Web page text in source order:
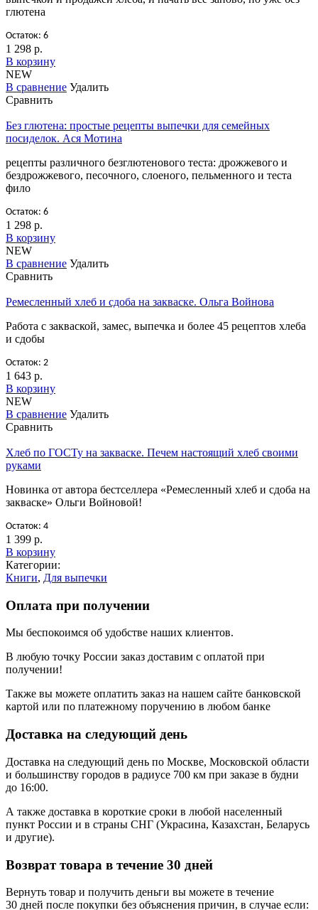
глютена
Остаток: 6
1 298 р.
В корзину
NEW
В сравнение Удалить
Сравнить
Без глютена: простые рецепты выпечки для семейных
посиделок. Ася Мотина
рецепты различного безглютенового теста: дрожжевого и
бездрожжевого, песочного, слоеного, пельменного и теста
фило
Остаток: 6
1 298 р.
В корзину
NEW
В сравнение Удалить
Сравнить
Ремесленный хлеб и сдоба на закваске. Ольга Войнова
Работа с закваской, замес, выпечка и более 45 рецептов хлеба
и сдобы
Остаток: 2
1 643 р.
В корзину
NEW
В сравнение Удалить
Сравнить
Хлеб по ГОСТу на закваске. Печем настоящий хлеб своими
руками
Новинка от автора бестселлера «Ремесленный хлеб и сдоба на
закваске» Ольги Войновой!
Остаток: 4
1 399 р.
В корзину
Категории:
Книги, Для выпечки
Оплата при получении
Мы беспокоимся об удобстве наших клиентов.
В любую точку России заказ доставим с оплатой при
получении!
Также вы можете оплатить заказ на нашем сайте банковской
картой или по платежному поручению в любом банке
Доставка на следующий день
Доставка на следующий день по Москве, Московской области
и большинству городов в радиусе 700 км при заказе в будни
до 16:00.
А также доставка в короткие сроки в любой населенный
пункт России и в страны СНГ (Украсина, Казахстан, Беларусь
и другие).
Возврат товара в течение 30 дней
Вернуть товар и получить деньги вы можете в течение
30 дней после покупки без объяснения причин, в случае если: